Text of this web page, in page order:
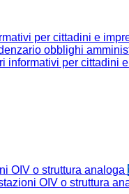
per cittadini e
obblighi
informativi per cittadini
OIV o struttura analoga
OIV o struttura